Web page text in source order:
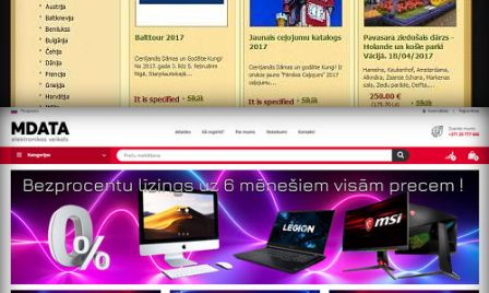
https://www.mdata.lv